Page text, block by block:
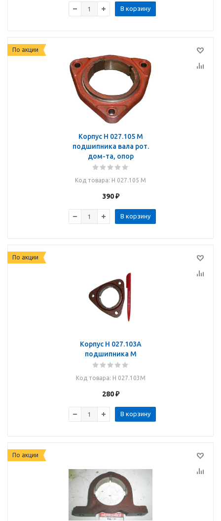
В корзину
По акции
Корпус Н 027.105 М
подшипника вала рот.
дом-та, опор
Код товара: Н 027.105 М
390₽
В корзину
По акции
Корпус Н 027.103А
подшипника М
Код товара: Н 027.103М
280₽
В корзину
По акции